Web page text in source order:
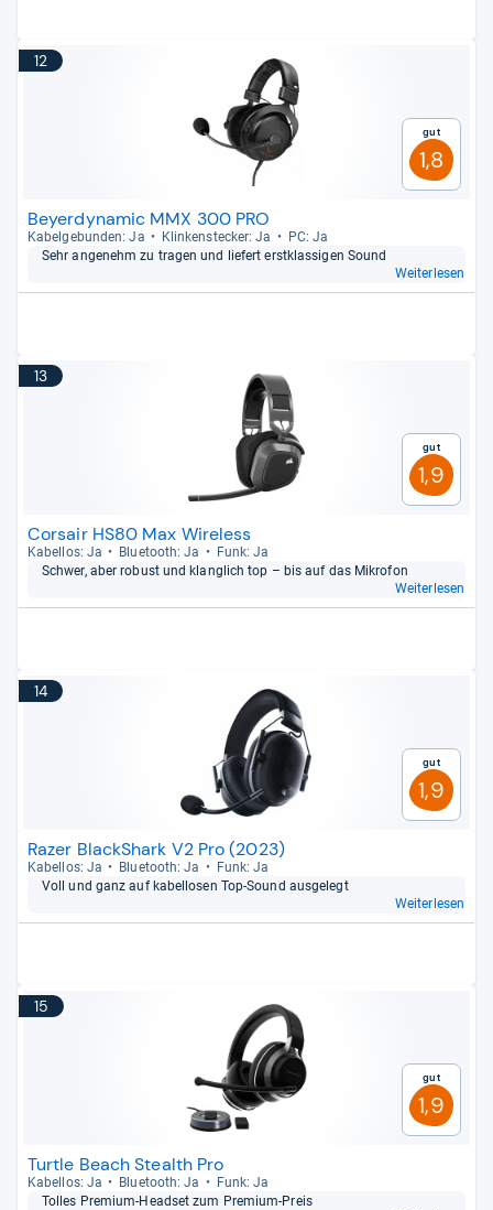
12
Gut
1,8
Beyerdynamic MMX 300 PRO
Kabel­ge­bun­den: Ja Klin­ken­ste­cker: Ja
PC: Ja
Sehr ange­nehm zu tra­gen und lie­fert erst­klas­si­gen Sound
Weiterlesen
13
Gut
1,9
Corsair HS80 Max Wireless
Kabel­los: Ja Blue­tooth: Ja
Funk: Ja
Schwer, aber robust und klang­lich top – bis auf das Mikro­fon
Weiterlesen
14
Gut
1,9
Razer BlackShark V2 Pro (2023)
Kabel­los: Ja Blue­tooth: Ja
Funk: Ja
Voll und ganz auf kabel­lo­sen Top-​Sound aus­ge­legt
Weiterlesen
15
Gut
1,9
Turtle Beach Stealth Pro
Kabel­los: Ja Blue­tooth: Ja
Funk: Ja
Tol­les Pre­mium-​Head­set zum Pre­mium-​Preis